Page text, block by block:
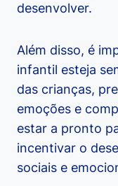
desenvolver.
Além disso, é
infantil esteja
das crianças,
emoções e
estar a pronto
incentivar o
sociais e